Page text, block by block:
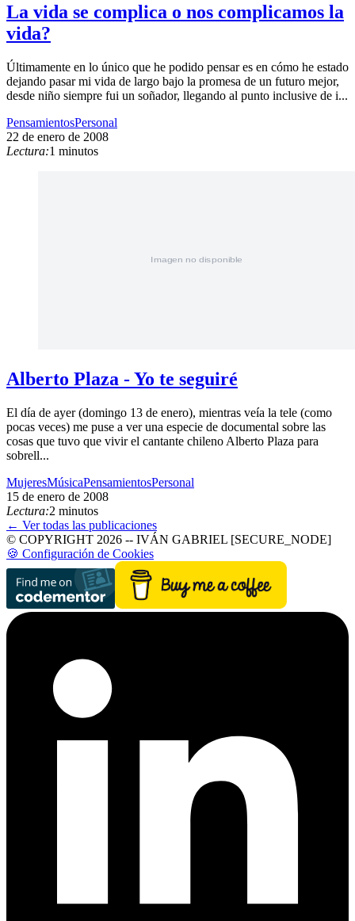
La vida se complica o nos complicamos la
vida?
Últimamente en lo único que he podido pensar es en cómo he estado
dejando pasar mi vida de largo bajo la promesa de un futuro mejor,
desde niño siempre fui un soñador, llegando al punto inclusive de i...
PensamientosPersonal
22 de enero de 2008
Lectura:1 minutos
Alberto Plaza - Yo te seguiré
El día de ayer (domingo 13 de enero), mientras veía la tele (como
pocas veces) me puse a ver una especie de documental sobre las
cosas que tuvo que vivir el cantante chileno Alberto Plaza para
sobrell...
MujeresMúsicaPensamientosPersonal
15 de enero de 2008
Lectura:2 minutos
← Ver todas las publicaciones
© COPYRIGHT 2026 -- IVÁN GABRIEL [SECURE_NODE]
🍪 Configuración de Cookies